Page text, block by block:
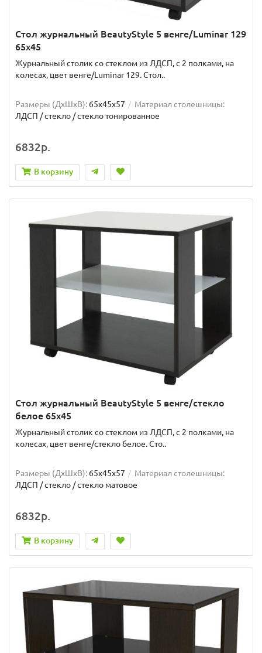
Стол журнальный BeautyStyle 5 венге/Luminar 129
65x45
Журнальный столик со стеклом из ЛДСП, с 2 полками, на
колесах, цвет венге/Luminar 129. Стол..
Размеры (ДхШxВ): 65х45х57
Материал столешницы:
ЛДСП / стекло / стекло тонированное
6832р.
В корзину
Стол журнальный BeautyStyle 5 венге/стекло
белое 65x45
Журнальный столик со стеклом из ЛДСП, с 2 полками, на
колесах, цвет венге/стекло белое. Сто..
Размеры (ДхШxВ): 65х45х57
Материал столешницы:
ЛДСП / стекло / стекло матовое
6832р.
В корзину